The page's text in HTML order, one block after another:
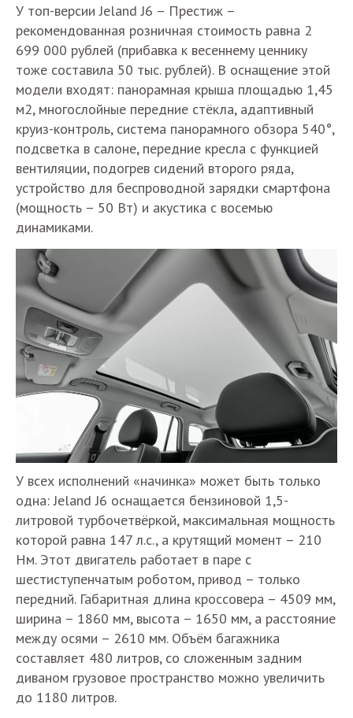
У топ-версии Jeland J6 – Престиж –
рекомендованная розничная стоимость равна 2
699 000 рублей (прибавка к весеннему ценнику
тоже составила 50 тыс. рублей). В оснащение этой
модели входят: панорамная крыша площадью 1,45
м2, многослойные передние стёкла, адаптивный
круиз-контроль, система панорамного обзора 540°,
подсветка в салоне, передние кресла с функцией
вентиляции, подогрев сидений второго ряда,
устройство для беспроводной зарядки смартфона
(мощность – 50 Вт) и акустика с восемью
динамиками.
У всех исполнений «начинка» может быть только
одна: Jeland J6 оснащается бензиновой 1,5-
литровой турбочетвёркой, максимальная мощность
которой равна 147 л.с., а крутящий момент – 210
Нм. Этот двигатель работает в паре с
шестиступенчатым роботом, привод – только
передний. Габаритная длина кроссовера – 4509 мм,
ширина – 1860 мм, высота – 1650 мм, а расстояние
между осями – 2610 мм. Объём багажника
составляет 480 литров, со сложенным задним
диваном грузовое пространство можно увеличить
до 1180 литров.